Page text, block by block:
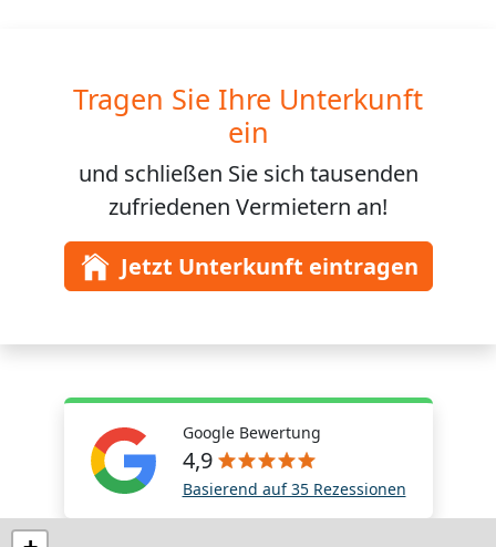
Tragen Sie Ihre Unterkunft
ein
und schließen Sie sich tausenden
zufriedenen Vermietern an!
Jetzt Unterkunft eintragen
Google Bewertung
4,9
Basierend auf 35 Rezessionen